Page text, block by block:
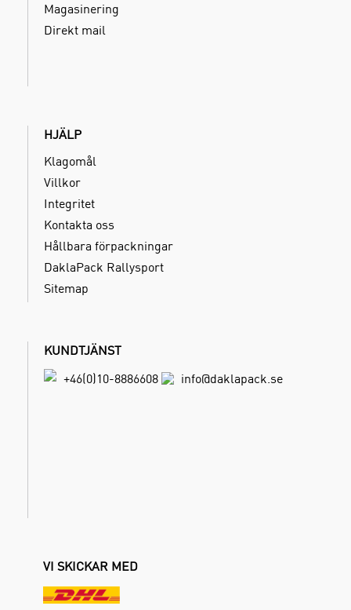
Magasinering
Direkt mail
HJÄLP
Klagomål
Villkor
Integritet
Kontakta oss
Hållbara förpackningar
DaklaPack Rallysport
Sitemap
KUNDTJÄNST
+46(0)10-8886608
info@daklapack.se
VI SKICKAR MED